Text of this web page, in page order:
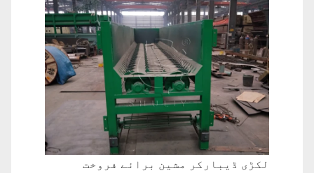
لکڑی ڈیبارکر مشین برائے فروخت